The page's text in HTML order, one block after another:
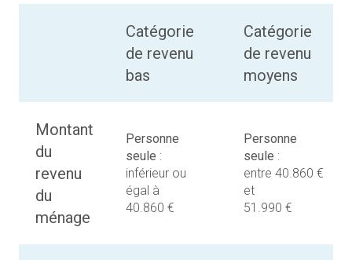
Catégorie
de revenu
bas
Catégorie
de revenu
moyens
Montant
du
revenu
du
ménage
Personne
seule :
inférieur ou
égal à
40.860 €
Personne
seule :
entre 40.860 €
et
51.990 €